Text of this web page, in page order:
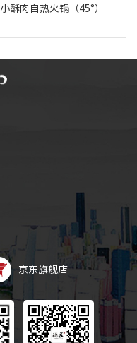
小酥肉自热火锅（45°）
京东旗舰店